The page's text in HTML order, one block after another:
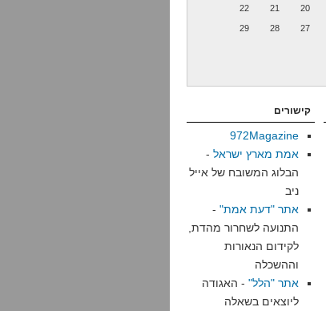
20
21
22
27
28
29
קישורים
972Magazine
אמת מארץ ישראל -
הבלוג המשובח של אייל
ניב
אתר "דעת אמת" -
התנועה לשחרור מהדת,
לקידום הנאורות
וההשכלה
אתר "הלל" - האגודה
ליוצאים בשאלה